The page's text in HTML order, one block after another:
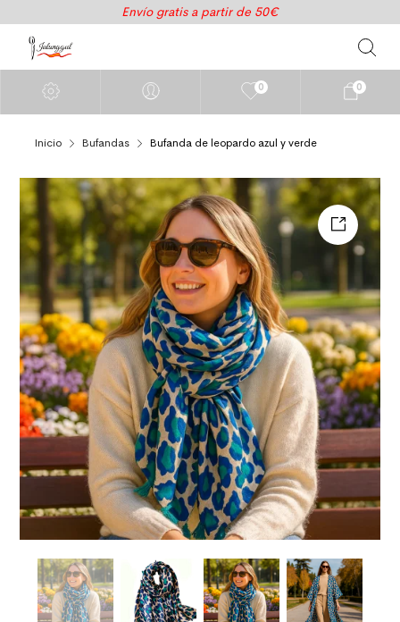
Envío gratis a partir de 50€
0 0
Inicio Bufandas Bufanda de leopardo azul y verde